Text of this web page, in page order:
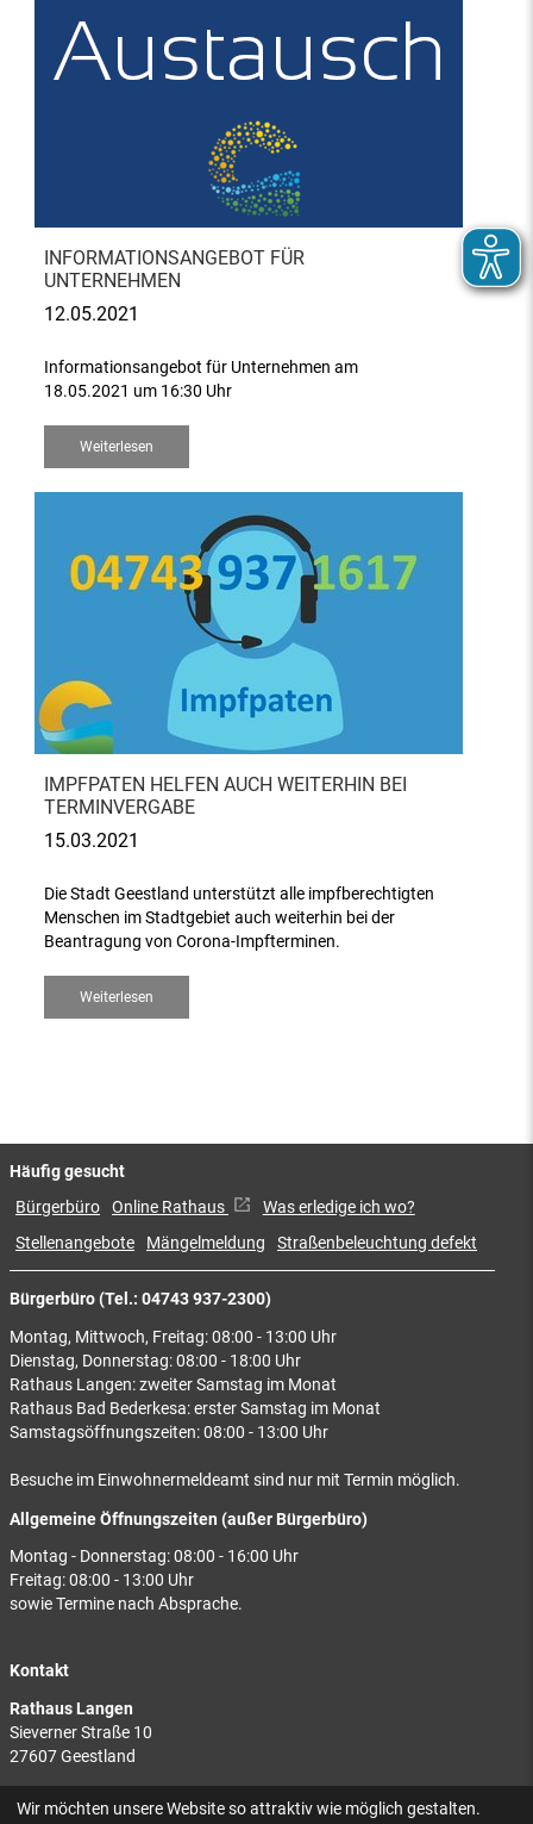
INFORMATIONSANGEBOT FÜR
UNTERNEHMEN
12.05.2021
Informationsangebot für Unternehmen am
18.05.2021 um 16:30 Uhr
Weiterlesen
IMPFPATEN HELFEN AUCH WEITERHIN BEI
TERMINVERGABE
15.03.2021
Die Stadt Geestland unterstützt alle impfberechtigten
Menschen im Stadtgebiet auch weiterhin bei der
Beantragung von Corona-Impfterminen.
Weiterlesen
Bürgerbüro (Tel.: 04743 937-2300)
Montag, Mittwoch, Freitag: 08:00 - 13:00 Uhr
Dienstag, Donnerstag: 08:00 - 18:00 Uhr
Rathaus Langen: zweiter Samstag im Monat
Rathaus Bad Bederkesa: erster Samstag im Monat
Samstagsöffnungszeiten: 08:00 - 13:00 Uhr
Besuche im Einwohnermeldeamt sind nur mit Termin möglich.
Allgemeine Öffnungszeiten (außer Bürgerbüro)
Montag - Donnerstag: 08:00 - 16:00 Uhr
Freitag: 08:00 - 13:00 Uhr
sowie Termine nach Absprache.
Kontakt
Rathaus Langen
Sieverner Straße 10
27607 Geestland
Rathaus Bad Bederkesa
Häufig gesucht
Bürgerbüro Online Rathaus
Was erledige ich wo?
Stellenangebote
Mängelmeldung Straßenbeleuchtung defekt
Wir möchten unsere Website so attraktiv wie möglich gestalten.